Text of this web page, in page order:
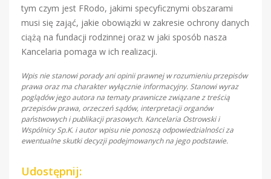
tym czym jest FRodo, jakimi specyficznymi obszarami
musi się zająć, jakie obowiązki w zakresie ochrony danych
ciążą na fundacji rodzinnej oraz w jaki sposób nasza
Kancelaria pomaga w ich realizacji.
Wpis nie stanowi porady ani opinii prawnej w rozumieniu przepisów
prawa oraz ma charakter wyłącznie informacyjny. Stanowi wyraz
poglądów jego autora na tematy prawnicze związane z treścią
przepisów prawa, orzeczeń sądów, interpretacji organów
państwowych i publikacji prasowych. Kancelaria Ostrowski i
Wspólnicy Sp.K. i autor wpisu nie ponoszą odpowiedzialności za
ewentualne skutki decyzji podejmowanych na jego podstawie.
Udostępnij: